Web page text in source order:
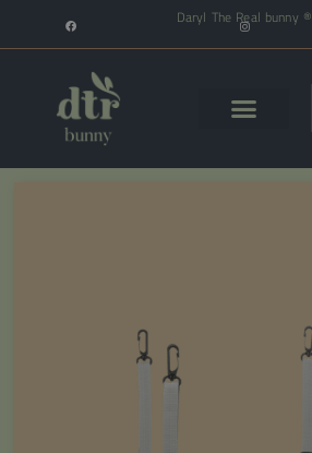
Daryl The Real bunny ®